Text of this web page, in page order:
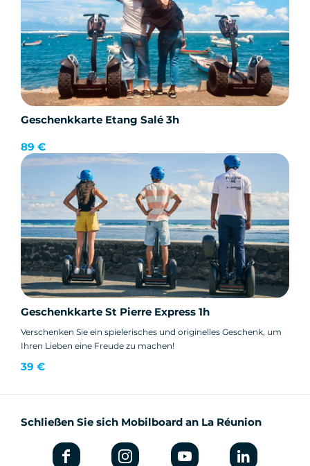
Geschenkkarte Etang Salé 3h
89 €
Geschenkkarte St Pierre Express 1h
Verschenken Sie ein spielerisches und originelles Geschenk, um
Ihren Lieben eine Freude zu machen!
39 €
Schließen Sie sich Mobilboard an La Réunion